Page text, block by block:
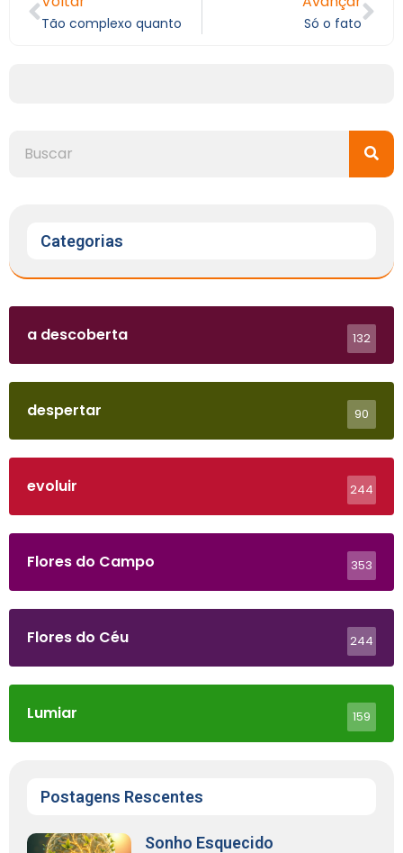
Tão complexo quanto Só o fato
Categorias
a descoberta 132
despertar 90
evoluir 244
Flores do Campo 353
Flores do Céu 244
Lumiar 159
Postagens Rescentes
Sonho Esquecido